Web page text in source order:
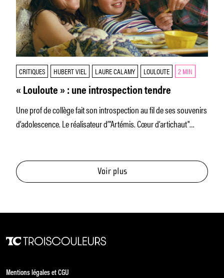
CRITIQUES HUBERT VIEL LAURE CALAMY LOULOUTE 2 MIN
« Louloute » : une introspection tendre
Une prof de collège fait son introspection au fil de ses souvenirs
d’adolescence. Le réalisateur d’"Artémis. Cœur d’artichaut"
Voir plus
Mentions légales et CGU